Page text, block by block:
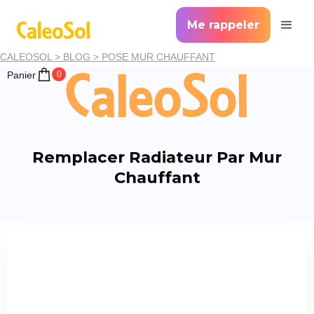
Me rappeler
Panier 0
CALEOSOL > BLOG > POSE MUR CHAUFFANT
CaleoSol
Remplacer Radiateur Par Mur
Chauffant